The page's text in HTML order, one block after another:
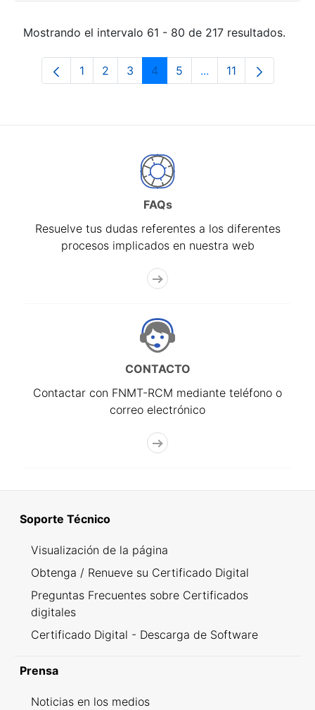
Mostrando el intervalo 61 - 80 de 217 resultados.
Página
1 Página
2 Página
3 Página
4 Página
5 ...Páginas intermedias
Página
11
FAQs
Resuelve tus dudas referentes a los diferentes
procesos implicados en nuestra web
CONTACTO
Contactar con FNMT-RCM mediante teléfono o
correo electrónico
Soporte Técnico
Visualización de la página
Obtenga / Renueve su Certificado Digital
Preguntas Frecuentes sobre Certificados
digitales
Certificado Digital - Descarga de Software
Prensa
Noticias en los medios